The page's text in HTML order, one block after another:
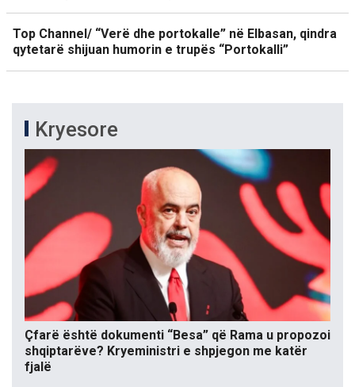
Top Channel/ “Verë dhe portokalle” në Elbasan, qindra
qytetarë shijuan humorin e trupës “Portokalli”
Kryesore
Çfarë është dokumenti “Besa” që Rama u propozoi
shqiptarëve? Kryeministri e shpjegon me katër
fjalë